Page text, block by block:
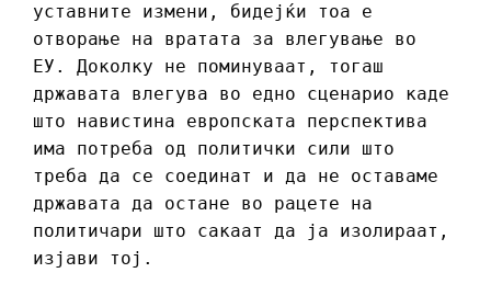
уставните измени, бидејќи тоа е
отворање на вратата за влегување во
ЕУ. Доколку не поминуваат, тогаш
државата влегува во едно сценарио каде
што навистина европската перспектива
има потреба од политички сили што
треба да се соединат и да не оставаме
државата да остане во рацете на
политичари што сакаат да ја изолираат,
изјави тој.